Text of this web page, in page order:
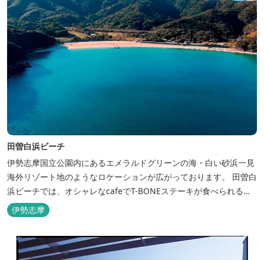
田曽白浜ビーチ
伊勢志摩国立公園内にあるエメラルドグリーンの海・白い砂浜一見
海外リゾート地のようなロケーションが広がっております。 田曽白
浜ビーチでは、オシャレなcafeでT-BONEステーキが食べられる。
又、海を見ながら黄昏るのもよし、アクティブにマリンアクティビ
ティ・スカイダイビング・ヘリコプタークルージングを体験するこ
ともできます。 是非、田曽白浜にございます施設紹介のVTRをご参
照く...
伊勢志摩